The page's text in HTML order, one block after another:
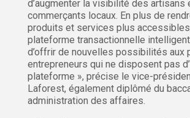
d’augmenter la visibilité des artisans
commerçants locaux. En plus de
produits et services plus
plateforme transactionnelle
d’offrir de nouvelles possibilités aux
entrepreneurs qui ne disposent pas
plateforme », précise le vice-
Laforest, également diplômé du
administration des affaires.